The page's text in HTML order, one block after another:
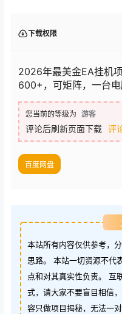
下载权限
2026年最美金EA挂机
600+，可矩阵，一台
您当前的等级为 游客
评论后刷新页面下载 评
百度网盘
本站所有内容仅供参考，
思路。 本站一切资源不代
点和对其真实性负责。 互
式，请大家不要盲目相信
容只做项目揭秘，无法一